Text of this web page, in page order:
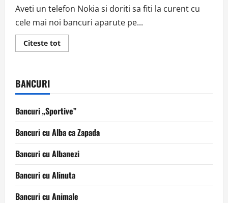
Aveti un telefon Nokia si doriti sa fiti la curent cu
cele mai noi bancuri aparute pe...
Citeste totRead
more
BANCURI
Bancuri „Sportive”
Bancuri cu Alba ca Zapada
Bancuri cu Albanezi
Bancuri cu Alinuta
Bancuri cu Animale